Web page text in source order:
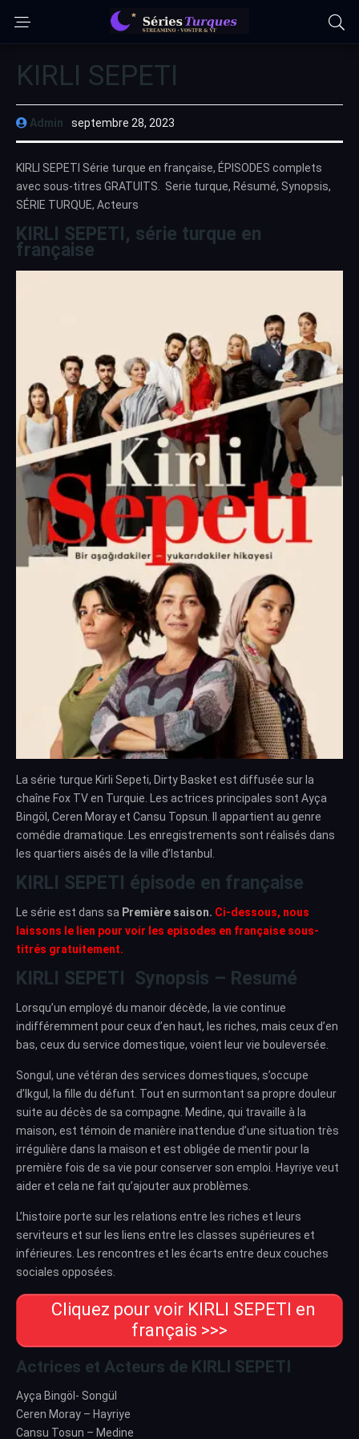
KIRLI SEPETI
Admin septembre 28, 2023
KIRLI SEPETI Série turque en française, ÉPISODES complets
avec sous-titres GRATUITS. Serie turque, Résumé, Synopsis,
SÉRIE TURQUE, Acteurs
KIRLI SEPETI, série turque en
française
La série turque Kirli Sepeti, Dirty Basket est diffusée sur la
chaîne Fox TV en Turquie. Les actrices principales sont Ayça
Bingöl, Ceren Moray et Cansu Topsun. Il appartient au genre
comédie dramatique. Les enregistrements sont réalisés dans
les quartiers aisés de la ville d’Istanbul.
KIRLI SEPETI épisode en française
Le série est dans sa Première saison. Ci-dessous, nous
laissons le lien pour voir les episodes en française sous-
titrés gratuitement.
KIRLI SEPETI Synopsis – Resumé
Lorsqu’un employé du manoir décède, la vie continue
indifféremment pour ceux d’en haut, les riches, mais ceux d’en
bas, ceux du service domestique, voient leur vie bouleversée.
Songul, une vétéran des services domestiques, s’occupe
d’Ikgul, la fille du défunt. Tout en surmontant sa propre douleur
suite au décès de sa compagne. Medine, qui travaille à la
maison, est témoin de manière inattendue d’une situation très
irrégulière dans la maison et est obligée de mentir pour la
première fois de sa vie pour conserver son emploi. Hayriye veut
aider et cela ne fait qu’ajouter aux problèmes.
L’histoire porte sur les relations entre les riches et leurs
serviteurs et sur les liens entre les classes supérieures et
inférieures. Les rencontres et les écarts entre deux couches
sociales opposées.
Cliquez pour voir KIRLI SEPETI en
français >>>
Actrices et Acteurs de KIRLI SEPETI
Ayça Bingöl- Songül
Ceren Moray – Hayriye
Cansu Tosun – Medine